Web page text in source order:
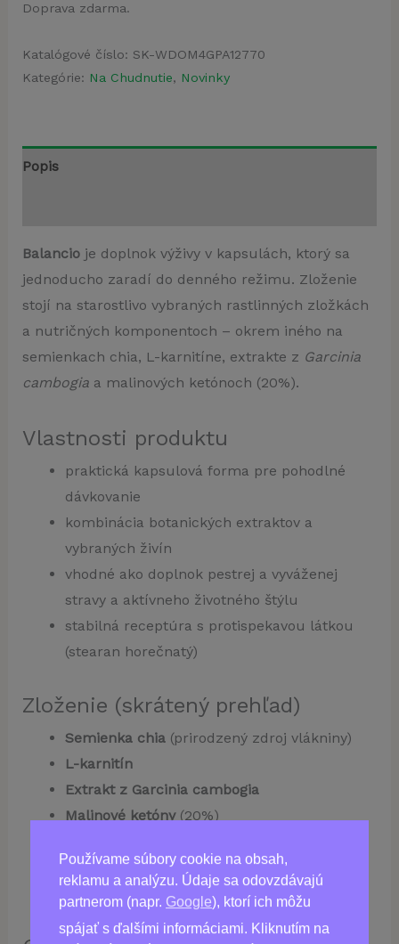
Používame súbory cookie na obsah,
reklamu a analýzu. Údaje sa odovzdávajú
partnerom (napr. Google), ktorí ich môžu
spájať s ďalšími informáciami. Kliknutím na
Doprava zdarma.
Katalógové číslo: SK-WDOM4GPA12770
Kategórie: Na Chudnutie, Novinky
Popis
Balancioje doplnok výživy v kapsulách, ktorý sa
jednoducho zaradí do denného režimu. Zloženie
stojí na starostlivo vybraných rastlinných zložkách
a nutričných komponentoch – okrem iného na
semienkach chia, L-karnitíne, extrakte z Garcinia
cambogiaa malinových ketónoch (20%).
Vlastnosti produktu
praktická kapsulová forma pre pohodlné
dávkovanie
kombinácia botanických extraktov a
vybraných živín
vhodné ako doplnok pestrej a vyváženej
stravy a aktívneho životného štýlu
stabilná receptúra s protispekavou látkou
(stearan horečnatý)
Zloženie (skrátený prehľad)
Semienka chia(prirodzený zdroj vlákniny)
L-karnitín
Extrakt z Garcinia cambogia
Malinové ketóny(20%)
Kapsula: rastlinného pôvodu (podľa
deklarácie výrobcu)